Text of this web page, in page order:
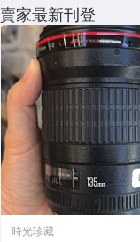
賣家最新刊登
時光珍藏